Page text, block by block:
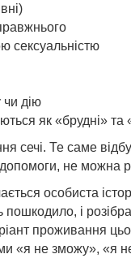
сексуальністю
дію
як «брудні» та
сечі. Те саме
не можна
особиста
і
проживання
«я не зможу», «я